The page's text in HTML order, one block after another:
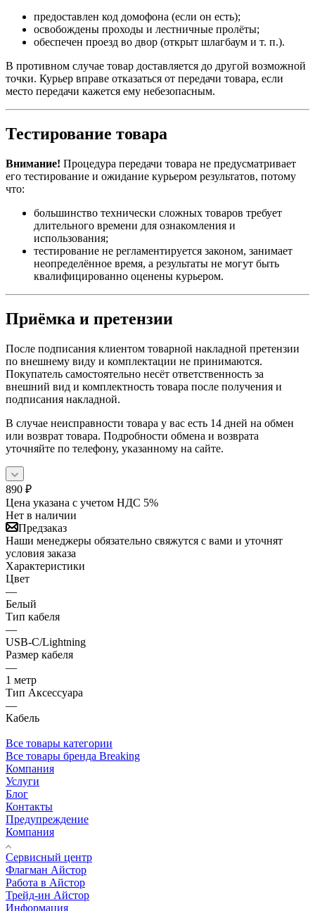
предоставлен код домофона (если он есть);
освобождены проходы и лестничные пролёты;
обеспечен проезд во двор (открыт шлагбаум и т. п.).
В противном случае товар доставляется до другой возможной
точки. Курьер вправе отказаться от передачи товара, если
место передачи кажется ему небезопасным.
Тестирование товара
Внимание! Процедура передачи товара не предусматривает
его тестирование и ожидание курьером результатов, потому
что:
большинство технически сложных товаров требует
длительного времени для ознакомления и
использования;
тестирование не регламентируется законом, занимает
неопределённое время, а результаты не могут быть
квалифицированно оценены курьером.
Приёмка и претензии
После подписания клиентом товарной накладной претензии
по внешнему виду и комплектации не принимаются.
Покупатель самостоятельно несёт ответственность за
внешний вид и комплектность товара после получения и
подписания накладной.
В случае неисправности товара у вас есть 14 дней на обмен
или возврат товара. Подробности обмена и возврата
уточняйте по телефону, указанному на сайте.
890 ₽
Цена указана с учетом НДС 5%
Нет в наличии
Предзаказ
Наши менеджеры обязательно свяжутся с вами и уточнят
условия заказа
Характеристики
Цвет
—
Белый
Тип кабеля
—
USB-C/Lightning
Размер кабеля
—
1 метр
Тип Аксессуара
—
Кабель
Все товары категории
Все товары бренда Breaking
Компания
Услуги
Блог
Контакты
Предупреждение
Компания
Сервисный центр
Флагман Айстор
Работа в Айстор
Трейд-ин Айстор
Информация